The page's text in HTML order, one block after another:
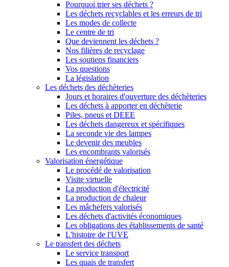
Pourquoi trier ses déchets ?
Les déchets recyclables et les erreurs de tri
Les modes de collecte
Le centre de tri
Que deviennent les déchets ?
Nos filières de recyclage
Les soutiens financiers
Vos questions
La législation
Les déchets des déchèteries
Jours et horaires d'ouverture des déchèteries
Les déchets à apporter en déchèterie
Piles, pneus et DEEE
Les déchets dangereux et spécifiques
La seconde vie des lampes
Le devenir des meubles
Les encombrants valorisés
Valorisation énergétique
Le procédé de valorisation
Visite virtuelle
La production d'électricité
La production de chaleur
Les mâchefers valorisés
Les déchets d'activités économiques
Les obligations des établissements de santé
L'histoire de l'UVE
Le transfert des déchets
Le service transport
Les quais de transfert